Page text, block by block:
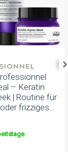
– Keratin
| Routine für
frizziges